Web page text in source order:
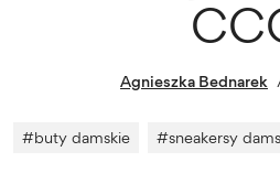
Agnieszka Bednarek
#buty damskie #sneakersy